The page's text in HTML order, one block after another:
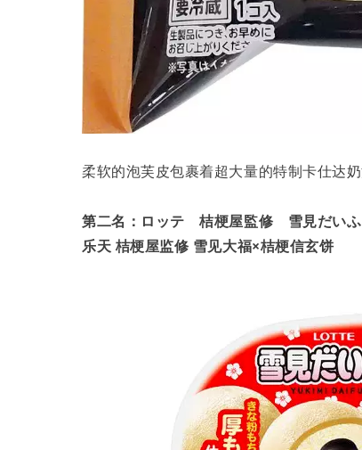
柔软的泡芙皮包裹着超大量的特制卡仕达
第二名：ロッテ 桔梗屋監修 雪見だいふ
乐天 桔梗屋监修 雪见大福×桔梗信玄饼